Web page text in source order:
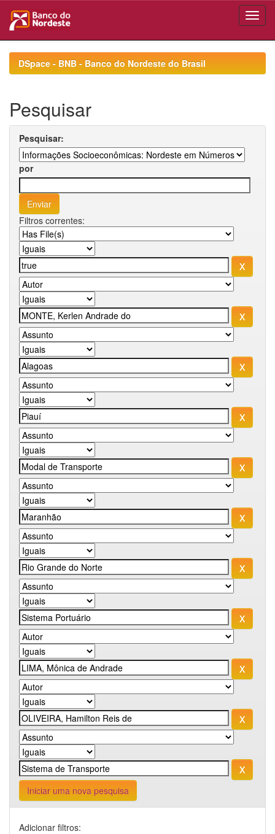
navigationDSpace - BNB - Banco do Nordeste do Brasil
Pesquisar
Pesquisar:
por
Filtros correntes:
Iniciar uma nova pesquisa
Adicionar filtros: